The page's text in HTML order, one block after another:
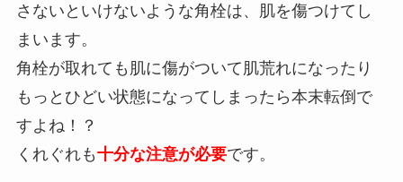
さないといけないような角栓は、肌を傷つけてし
まいます。
角栓が取れても肌に傷がついて肌荒れになったり
もっとひどい状態になってしまったら本末転倒で
すよね！？
くれぐれも十分な注意が必要です。